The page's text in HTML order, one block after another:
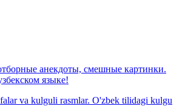
анекдоты, смешные картинки.
языке!
va kulguli rasmlar. O'zbek tilidagi kulgu